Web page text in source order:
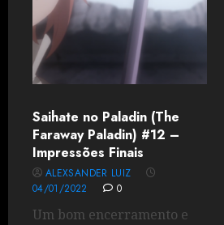
Saihate no Paladin (The
Faraway Paladin) #12 –
Impressões Finais
ALEXSANDER LUIZ
04/01/2022
0
Um bom encerramento e